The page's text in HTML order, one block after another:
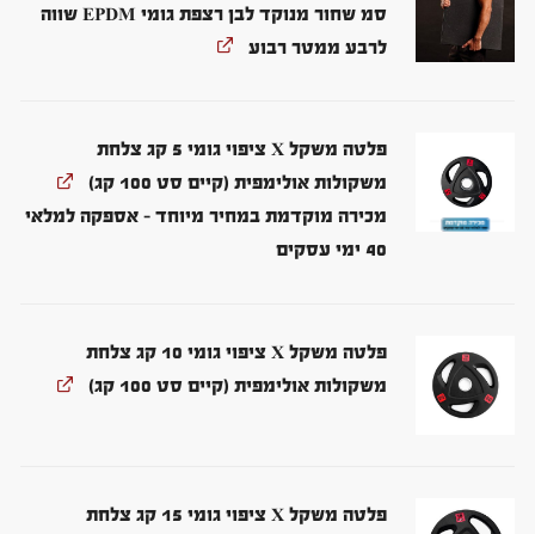
סמ שחור מנוקד לבן רצפת גומי EPDM שווה
לרבע ממטר רבוע
פלטה משקל X ציפוי גומי 5 קג צלחת
משקולות אולימפית (קיים סט 100 קג)
מכירה מוקדמת במחיר מיוחד – אספקה למלאי
40 ימי עסקים
פלטה משקל X ציפוי גומי 10 קג צלחת
משקולות אולימפית (קיים סט 100 קג)
פלטה משקל X ציפוי גומי 15 קג צלחת